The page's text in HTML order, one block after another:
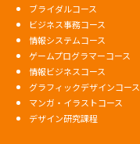
ブライダルコース
ビジネス事務コース
情報システムコース
ゲームプログラマーコース
情報ビジネスコース
グラフィックデザインコース
マンガ・イラストコース
デザイン研究課程